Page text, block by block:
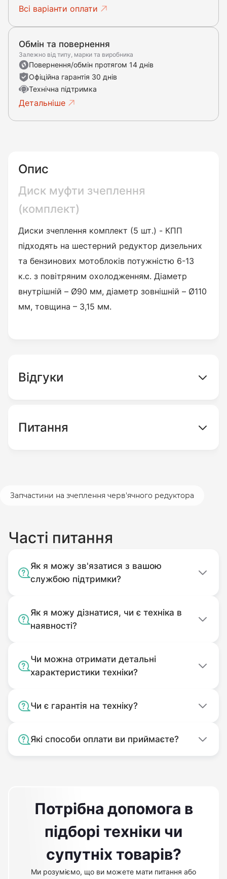
Всі варіанти оплати
Обмін та повернення
Залежно від типу, марки та виробника
Повернення/обмін протягом 14 днів
Офіційна гарантія 30 днів
Технічна підтримка
Детальніше
Опис
Диск муфти зчеплення
(комплект)
Диски зчеплення комплект (5 шт.) - КПП
підходять на шестерний редуктор дизельних
та бензинових мотоблоків потужністю 6-13
к.с. з повітряним охолодженням. Діаметр
внутрішній – Ø90 мм, діаметр зовнішній – Ø110
мм, товщина – 3,15 мм.
Відгуки
Питання
Запчастини на зчеплення черв'ячного редуктора
Часті питання
Як я можу зв'язатися з вашою
службою підтримки?
Як я можу дізнатися, чи є техніка в
наявності?
Чи можна отримати детальні
характеристики техніки?
Чи є гарантія на техніку?
Які способи оплати ви приймаєте?
Потрібна допомога в
підборі техніки чи
супутніх товарів?
Ми розуміємо, що ви можете мати питання або